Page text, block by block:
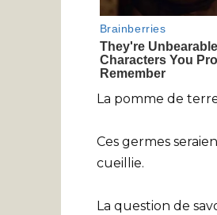
La pomme de
Ces germes
cueillie.
La question de